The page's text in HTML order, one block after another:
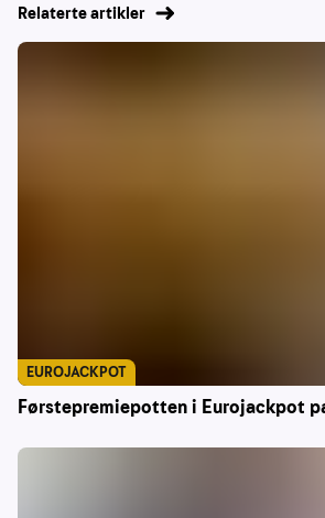
Relaterte artikler
Førstepremiepotten i Eurojackpot
EUROJACKPOT